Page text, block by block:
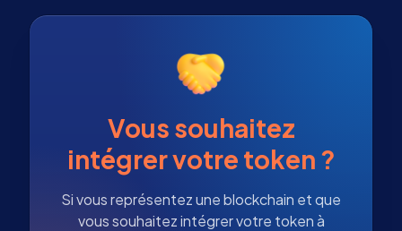
Vous souhaitez
intégrer votre token ?
Si vous représentez une blockchain et que
vous souhaitez intégrer votre token à